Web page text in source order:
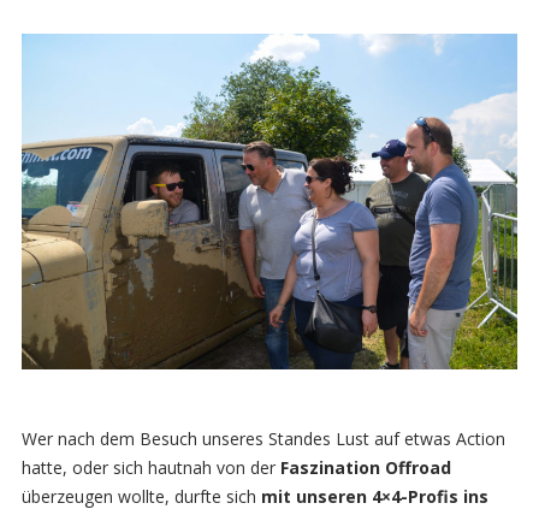
Wer nach dem Besuch unseres Standes Lust auf etwas Action
hatte, oder sich hautnah von der Faszination Offroad
überzeugen wollte, durfte sich mit unseren 4×4-Profis ins